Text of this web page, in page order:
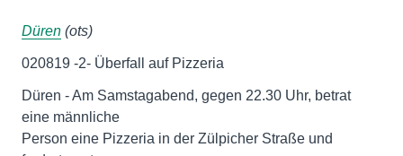
Düren (ots)
020819 -2- Überfall auf Pizzeria
Düren - Am Samstagabend, gegen 22.30 Uhr, betrat
eine männliche
Person eine Pizzeria in der Zülpicher Straße und